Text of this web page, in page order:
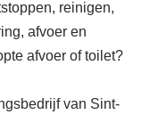
reinigen,
afvoer en
afvoer of toilet?
van Sint-